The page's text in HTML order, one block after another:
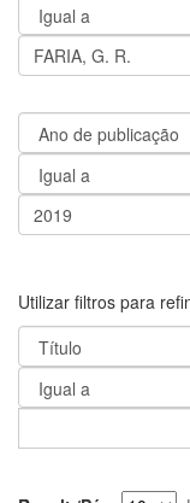
Utilizar filtros para